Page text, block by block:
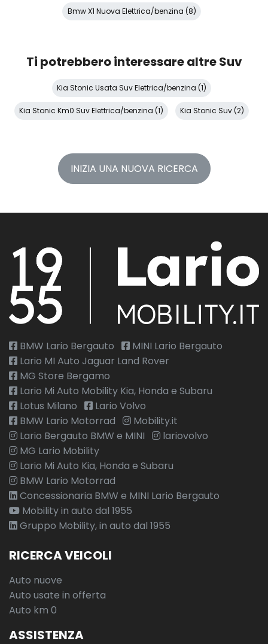
Bmw X1 Nuova Elettrica/benzina (8)
Ti potrebbero interessare altre Suv
Kia Stonic Usata Suv Elettrica/benzina (1)
Kia Stonic Km0 Suv Elettrica/benzina (1) Kia Stonic Suv (2)
INIZIA UNA NUOVA RICERCA
BMW Lario Bergauto
MINI Lario Bergauto
Lario MI Auto Jaguar Land Rover
MG Store Bergamo
Lario Mi Auto Mobility Kia, Honda e Subaru
Lotus Milano
Lario Volvo
BMW Lario Motorrad
Mobility.it
Lario Bergauto BMW e MINI
lariovolvo
MG Lario Mobility
Lario Mi Auto Kia, Honda e Subaru
BMW Lario Motorrad
Concessionaria BMW e MINI Lario Bergauto
Mobility in auto dal 1955
Gruppo Mobility, in auto dal 1955
RICERCA VEICOLI
Auto nuove
Auto usate in offerta
Auto km 0
ASSISTENZA